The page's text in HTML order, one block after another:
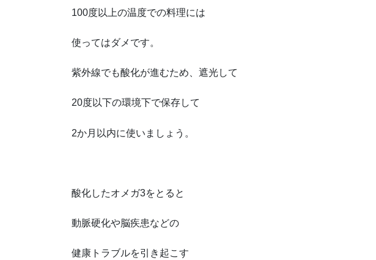
100度以上の温度での料理には
使ってはダメです。
紫外線でも酸化が進むため、遮光して
20度以下の環境下で保存して
2か月以内に使いましょう。
酸化したオメガ3をとると
動脈硬化や脳疾患などの
健康トラブルを引き起こす